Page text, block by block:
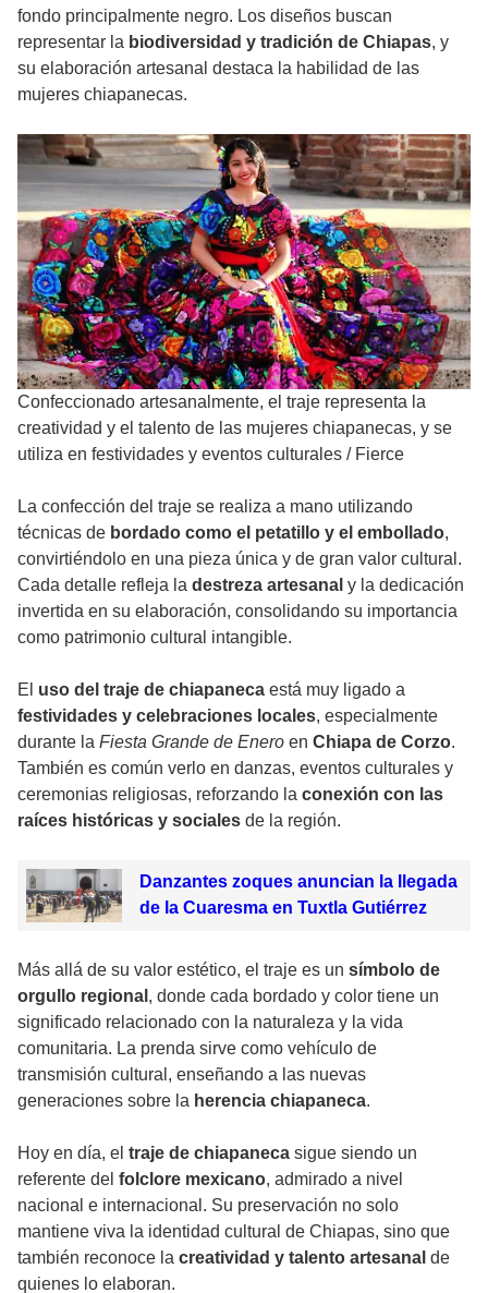
fondo principalmente negro. Los diseños buscan
representar la biodiversidad y tradición de Chiapas, y
su elaboración artesanal destaca la habilidad de las
mujeres chiapanecas.
Confeccionado artesanalmente, el traje representa la
creatividad y el talento de las mujeres chiapanecas, y se
utiliza en festividades y eventos culturales / Fierce
La confección del traje se realiza a mano utilizando
técnicas de bordado como el petatillo y el embollado,
convirtiéndolo en una pieza única y de gran valor cultural.
Cada detalle refleja la destreza artesanal y la dedicación
invertida en su elaboración, consolidando su importancia
como patrimonio cultural intangible.
El uso del traje de chiapaneca está muy ligado a
festividades y celebraciones locales, especialmente
durante la Fiesta Grande de Enero en Chiapa de Corzo.
También es común verlo en danzas, eventos culturales y
ceremonias religiosas, reforzando la conexión con las
raíces históricas y sociales de la región.
Danzantes zoques anuncian la llegada
de la Cuaresma en Tuxtla Gutiérrez
Más allá de su valor estético, el traje es un símbolo de
orgullo regional , donde cada bordado y color tiene un
significado relacionado con la naturaleza y la vida
comunitaria. La prenda sirve como vehículo de
transmisión cultural, enseñando a las nuevas
generaciones sobre la herencia chiapaneca.
Hoy en día, el traje de chiapaneca sigue siendo un
referente del folclore mexicano, admirado a nivel
nacional e internacional. Su preservación no solo
mantiene viva la identidad cultural de Chiapas, sino que
también reconoce la creatividad y talento artesanal de
quienes lo elaboran.